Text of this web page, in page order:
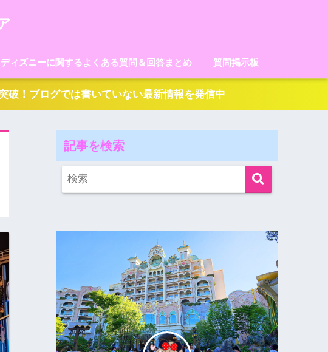
ィズニーに関するよくある質問＆回答まとめ 質問掲示板
破！ブログでは書いていない最新情報を発信中
記事を検索